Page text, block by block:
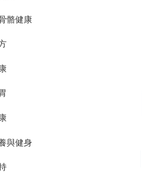
骼健康
與健身